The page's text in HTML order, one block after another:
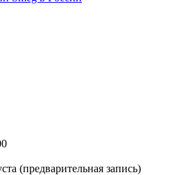
(предварительная запись)